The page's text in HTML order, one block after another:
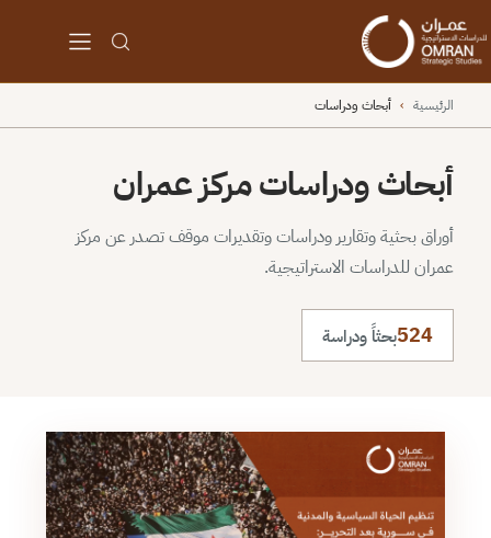
الرئيسية › أبحاث ودراسات
أبحاث ودراسات مركز عمران
أوراق بحثية وتقارير ودراسات وتقديرات موقف تصدر عن مركز
عمران للدراسات الاستراتيجية.
524بحثاً ودراسة